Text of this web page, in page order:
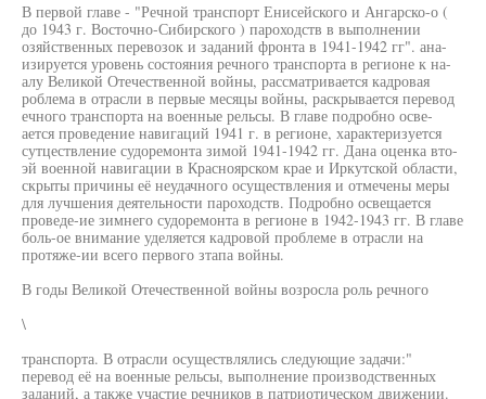
В первой главе - "Речной транспорт Енисейского и Ангарско-о (
до 1943 г. Восточно-Сибирского ) пароходств в выполнении
озяйственных перевозок и заданий фронта в 1941-1942 гг". ана-
изируется уровень состояния речного транспорта в регионе к на-
алу Великой Отечественной войны, рассматривается кадровая
роблема в отрасли в первые месяцы войны, раскрывается перевод
ечного транспорта на военные рельсы. В главе подробно осве-
ается проведение навигаций 1941 г. в регионе, характеризуется
сутцествление судоремонта зимой 1941-1942 гг. Дана оценка вто-
эй военной навигации в Красноярском крае и Иркутской области,
скрыты причины её неудачного осуществления и отмечены меры
для лучшения деятельности пароходств. Подробно освещается
проведе-ие зимнего судоремонта в регионе в 1942-1943 гг. В главе
боль-ое внимание уделяется кадровой проблеме в отрасли на
протяже-ии всего первого зтапа войны.
В годы Великой Отечественной войны возросла роль речного
\
транспорта. В отрасли осуществлялись следующие задачи:"
перевод её на военные рельсы, выполнение производственных
заданий, а также участие речников в патриотическом движении.